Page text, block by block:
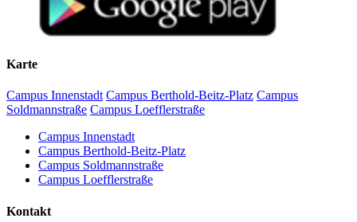
Begrüßung und Einführung
10.40–12.15 Uhr:
Matthias Vollmer (Greifswald): Zur pommerschen
Flurnamenforschung
Katharina Oelze / Friederike Burmann (Greifswald): Das
digitale vorpommersche Flurnamenbuch
Mittagspause
13.00–14.00 Uhr
Martin Lichtwark (Rostock): Digitale Deskribierung des
Karte
Campus Innenstadt Campus Berthold-Beitz-Platz Campus
Soldmannstraße Campus Loefflerstraße
Campus Innenstadt
Campus Berthold-Beitz-Platz
Campus Soldmannstraße
Campus Loefflerstraße
Kontakt